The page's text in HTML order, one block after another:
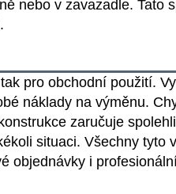
nebo v zavazadle. Tato
pro obchodní použití.
náklady na výměnu.
zaručuje
situaci. Všechny tyto
objednávky i